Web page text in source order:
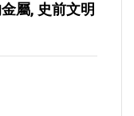
屬, 史前文明